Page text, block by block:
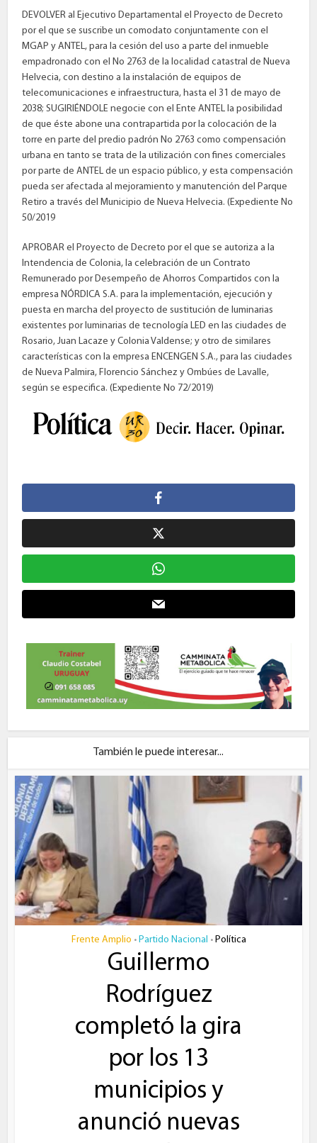
DEVOLVER al Ejecutivo Departamental el Proyecto de Decreto
por el que se suscribe un comodato conjuntamente con el
MGAP y ANTEL, para la cesión del uso a parte del inmueble
empadronado con el No 2763 de la localidad catastral de Nueva
Helvecia, con destino a la instalación de equipos de
telecomunicaciones e infraestructura, hasta el 31 de mayo de
2038; SUGIRIÉNDOLE negocie con el Ente ANTEL la posibilidad
de que éste abone una contrapartida por la colocación de la
torre en parte del predio padrón No 2763 como compensación
urbana en tanto se trata de la utilización con fines comerciales
por parte de ANTEL de un espacio público, y esta compensación
pueda ser afectada al mejoramiento y manutención del Parque
Retiro a través del Municipio de Nueva Helvecia. (Expediente No
50/2019
APROBAR el Proyecto de Decreto por el que se autoriza a la
Intendencia de Colonia, la celebración de un Contrato
Remunerado por Desempeño de Ahorros Compartidos con la
empresa NÓRDICA S.A. para la implementación, ejecución y
puesta en marcha del proyecto de sustitución de luminarias
existentes por luminarias de tecnología LED en las ciudades de
Rosario, Juan Lacaze y Colonia Valdense; y otro de similares
características con la empresa ENCENGEN S.A., para las ciudades
de Nueva Palmira, Florencio Sánchez y Ombúes de Lavalle,
según se especifica. (Expediente No 72/2019)
También le puede interesar...
Frente Amplio • Partido Nacional • Política
Guillermo
Rodríguez
completó la gira
por los 13
municipios y
anunció nuevas